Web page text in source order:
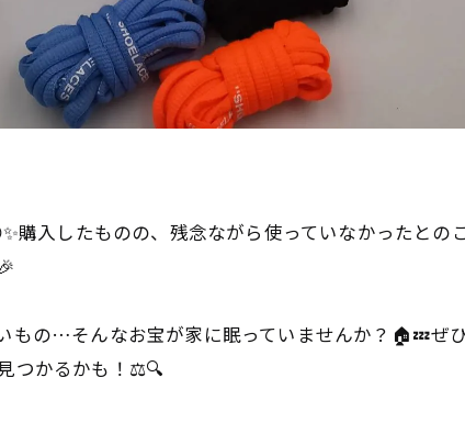
購入したものの、残念ながら使っていなかったと
もの…そんなお宝が家に眠っていませんか？🏠💤ぜ
つかるかも！⚖🔍